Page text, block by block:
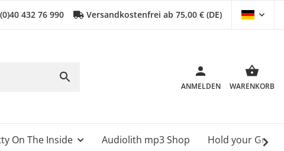
432 76 990 Versandkostenfrei ab 75,00 € (DE)
ANMELDEN WARENKORB
On The Inside Audiolith mp3 Shop Hold your